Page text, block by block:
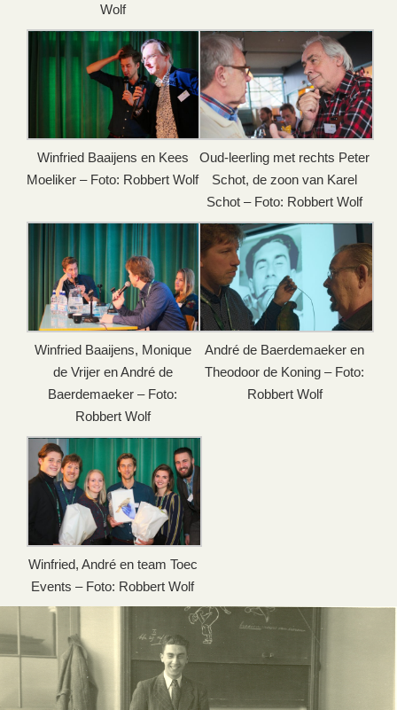
Wolf
Winfried Baaijens en Kees
Moeliker – Foto: Robbert Wolf
Oud-leerling met rechts Peter
Schot, de zoon van Karel
Schot – Foto: Robbert Wolf
Winfried Baaijens, Monique
de Vrijer en André de
Baerdemaeker – Foto:
Robbert Wolf
André de Baerdemaeker en
Theodoor de Koning – Foto:
Robbert Wolf
Winfried, André en team Toec
Events – Foto: Robbert Wolf